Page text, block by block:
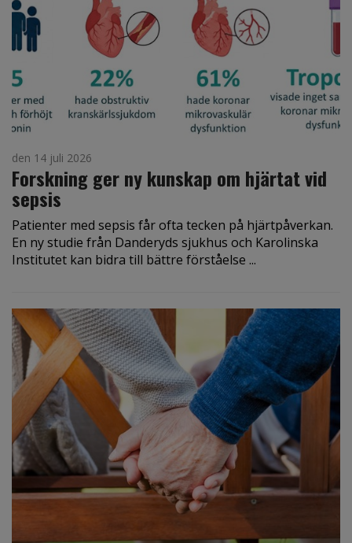
den 14 juli 2026
Forskning ger ny kunskap om hjärtat vid
sepsis
Patienter med sepsis får ofta tecken på hjärtpåverkan.
En ny studie från Danderyds sjukhus och Karolinska
Institutet kan bidra till bättre förståelse ...